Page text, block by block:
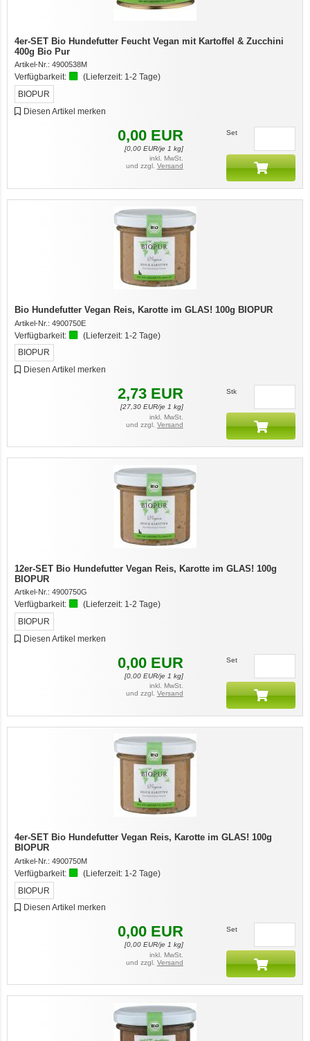
4er-SET Bio Hundefutter Feucht Vegan mit Kartoffel & Zucchini
400g Bio Pur
Artikel-Nr.: 4900538M
Verfügbarkeit: (Lieferzeit: 1-2 Tage)
BIOPUR
Diesen Artikel merken
0,00 EUR
[0,00EUR/je 1 kg]
inkl. MwSt.
und zzgl. Versand
Set
Bio Hundefutter Vegan Reis, Karotte im GLAS! 100g BIOPUR
Artikel-Nr.: 4900750E
Verfügbarkeit: (Lieferzeit: 1-2 Tage)
BIOPUR
Diesen Artikel merken
2,73 EUR
[27,30EUR/je 1 kg]
inkl. MwSt.
und zzgl. Versand
Stk
12er-SET Bio Hundefutter Vegan Reis, Karotte im GLAS! 100g
BIOPUR
Artikel-Nr.: 4900750G
Verfügbarkeit: (Lieferzeit: 1-2 Tage)
BIOPUR
Diesen Artikel merken
0,00 EUR
[0,00EUR/je 1 kg]
inkl. MwSt.
und zzgl. Versand
Set
4er-SET Bio Hundefutter Vegan Reis, Karotte im GLAS! 100g
BIOPUR
Artikel-Nr.: 4900750M
Verfügbarkeit: (Lieferzeit: 1-2 Tage)
BIOPUR
Diesen Artikel merken
0,00 EUR
[0,00EUR/je 1 kg]
inkl. MwSt.
und zzgl. Versand
Set